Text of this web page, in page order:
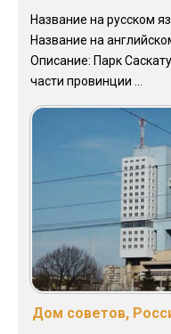
Название на русском
Название на
Описание: Парк
части провинции ...
Дом советов,